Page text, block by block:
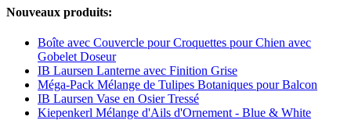
Nouveaux produits:
Boîte avec Couvercle pour Croquettes pour Chien avec
Gobelet Doseur
IB Laursen Lanterne avec Finition Grise
Méga-Pack Mélange de Tulipes Botaniques pour Balcon
IB Laursen Vase en Osier Tressé
Kiepenkerl Mélange d'Ails d'Ornement - Blue & White